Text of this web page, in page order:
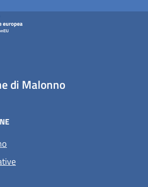
di Malonno